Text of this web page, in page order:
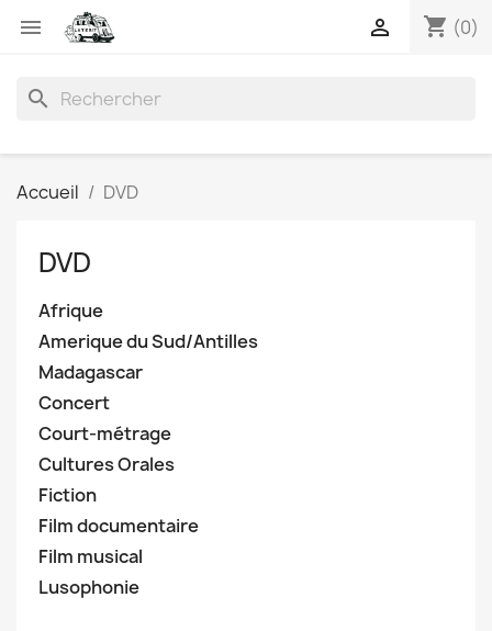
 shopping_cart (0)

search
Accueil DVD
DVD
Afrique
Amerique du Sud/Antilles
Madagascar
Concert
Court-métrage
Cultures Orales
Fiction
Film documentaire
Film musical
Lusophonie